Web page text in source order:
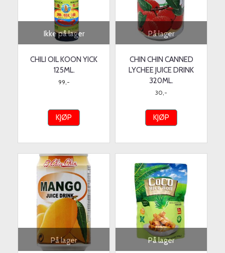
Ikke på lager
CHILI OIL KOON YICK
125ML.
99,-
KJØP
På lager
CHIN CHIN CANNED
LYCHEE JUICE DRINK
320ML.
30,-
KJØP
På lager På lager